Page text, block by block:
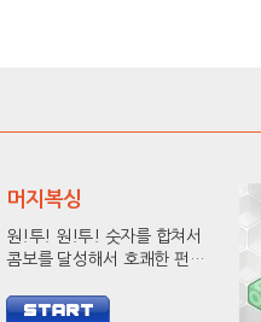
머지복싱
원!투! 원!투! 숫자를 합쳐서
콤보를 달성해서 호쾌한 펀치